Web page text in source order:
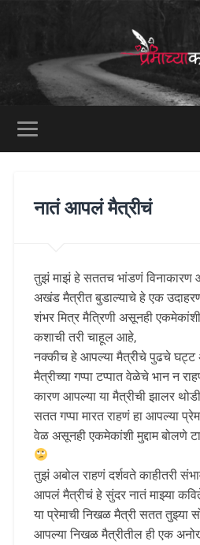
नातं आपलं मैत्रीचं
तुझं माझं हे सततच भांडणं विनाकारण
अखंड मैत्रीत बुडाल्याचे हे एक
शंभर मित्र मैत्रिणी असूनही
कशाची तरी चाहूल आहे,
नक्कीच हे आपल्या मैत्रीचे पुढचे
मैत्रीच्या गप्पा टप्पात वेळेचे भान न
कारण आपल्या या मैत्रीची झालर
सतत गप्पा मारत राहणं हा आपल्या
वेळ असूनही एकमेकांशी मुद्दाम बोलणे
तुझं अबोल राहणं दर्शवते काहीतरी
आपलं मैत्रीचं हे सुंदर नातं माझ्या
या प्रेमाची निखळ मैत्री सतत तुझ्या
आपल्या निखळ मैत्रीतील ही एक